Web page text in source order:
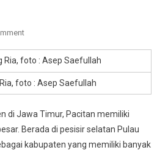
On
Teleng
Ria,
Pesona
Pacitan
foto : Asep Saefullah
di Jawa Timur, Pacitan memiliki
Berada di pesisir selatan Pulau
kabupaten yang memiliki banyak